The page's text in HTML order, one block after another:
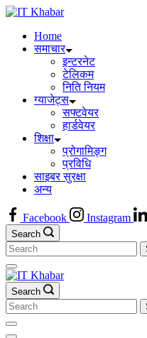
Skip
contentHome
समाचार
इन्टरनेट
टेलिकम
निति नियम
ग्याजेट्स
सफ्टवेयर
हार्डवेयर
शिक्षा
प्रोगामिङ्ग
प्रविधि
साइबर सुरक्षा
अन्य
Facebook Instagram
Search
Search
for:
Search
Search
for: